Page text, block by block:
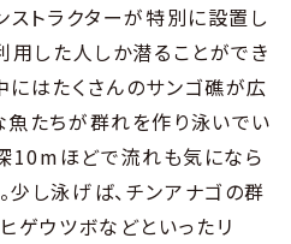
ストラクターが特別に設置し
用した人しか潜ることができ
はたくさんのサンゴ礁が広
たちが群れを作り泳いでい
10mほどで流れも気になら
し泳げば、チンアナゴの群
ゲウツボなどといったリ